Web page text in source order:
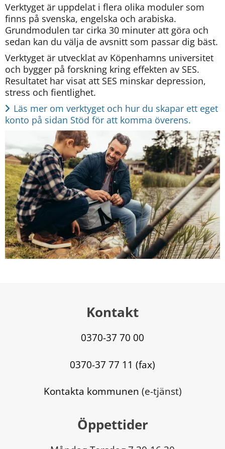
Verktyget är uppdelat i flera olika moduler som
finns på svenska, engelska och arabiska.
Grundmodulen tar cirka 30 minuter att göra och
sedan kan du välja de avsnitt som passar dig bäst.
Verktyget är utvecklat av Köpenhamns universitet
och bygger på forskning kring effekten av SES.
Resultatet har visat att SES minskar depression,
stress och fientlighet.
Läs mer om verktyget och hur du skapar ett eget
konto på sidan Stöd för att komma överens.
Kontakt
0370-37 70 00
0370-37 77 11 (fax)
Kontakta kommunen (e-tjänst)
Öppettider